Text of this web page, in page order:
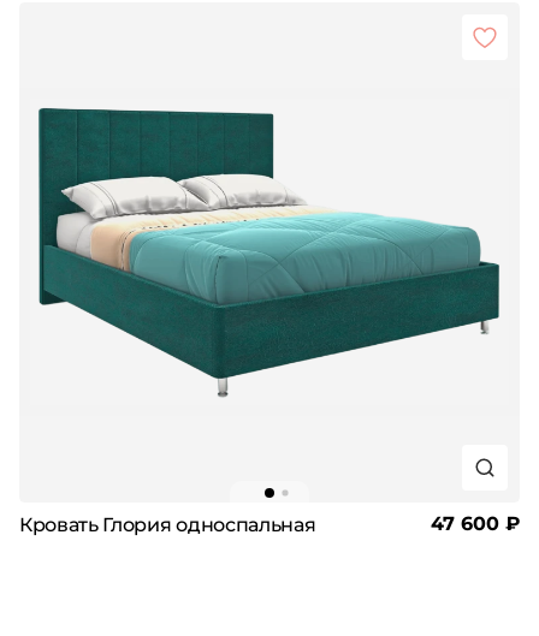
Кровать Глория односпальная 47 600 ₽